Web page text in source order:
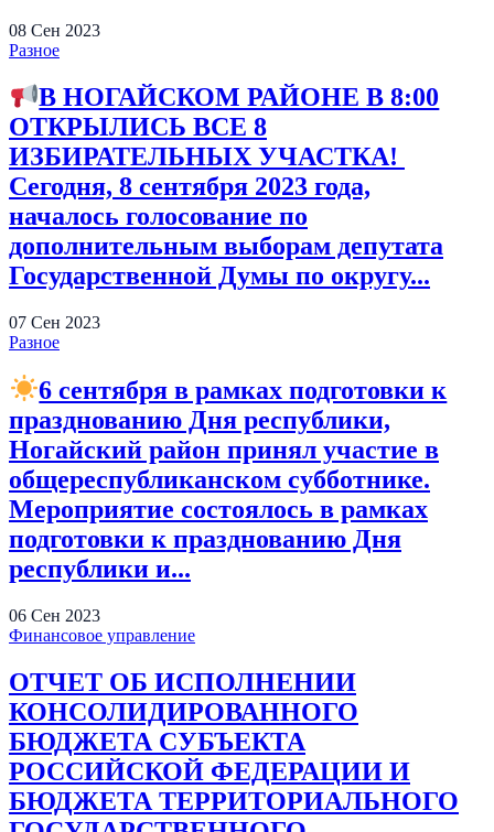
08 Сен 2023
Разное
В НОГАЙСКОМ РАЙОНЕ В 8:00
ОТКРЫЛИСЬ ВСЕ 8
ИЗБИРАТЕЛЬНЫХ УЧАСТКА!
Сегодня, 8 сентября 2023 года,
началось голосование по
дополнительным выборам депутата
Государственной Думы по округу...
07 Сен 2023
Разное
6 сентября в рамках подготовки к
празднованию Дня республики,
Ногайский район принял участие в
общереспубликанском субботнике.
Мероприятие состоялось в рамках
подготовки к празднованию Дня
республики и...
06 Сен 2023
Финансовое управление
ОТЧЕТ ОБ ИСПОЛНЕНИИ
КОНСОЛИДИРОВАННОГО
БЮДЖЕТА СУБЪЕКТА
РОССИЙСКОЙ ФЕДЕРАЦИИ И
БЮДЖЕТА ТЕРРИТОРИАЛЬНОГО